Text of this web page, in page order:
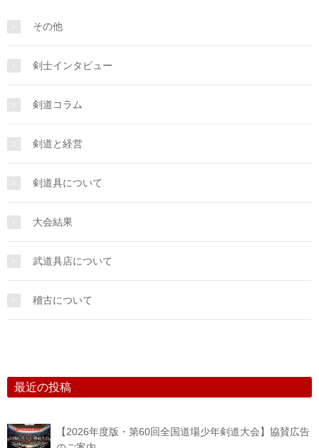
その他
剣士インタビュー
剣道コラム
剣道と経営
剣道具について
大会結果
武道具店について
稽古について
最近の投稿
【2026年度版・第60回全国道場少年剣道大会】協賛広告